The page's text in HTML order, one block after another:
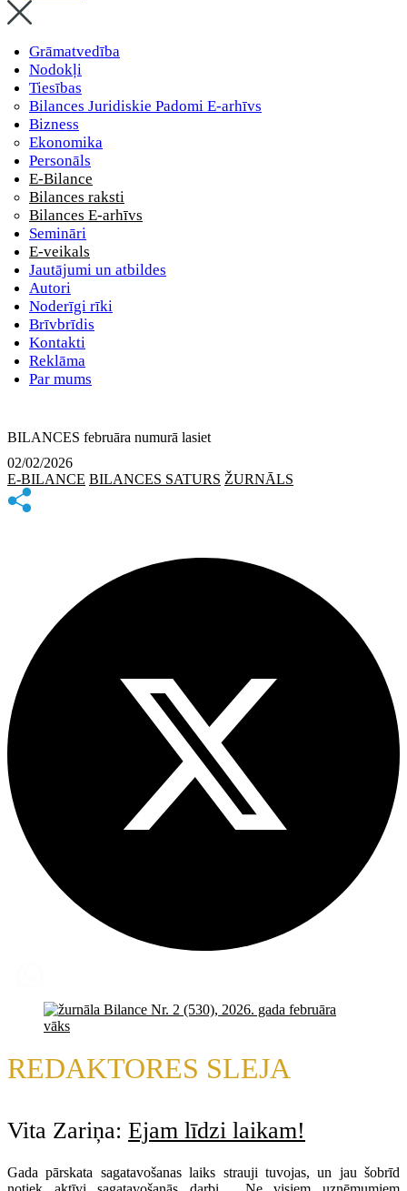
Grāmatvedība
Nodokļi
Tiesības
Bilances Juridiskie Padomi E-arhīvs
Bizness
Ekonomika
Personāls
E-Bilance
Bilances raksti
Bilances E-arhīvs
Semināri
E-veikals
Jautājumi un atbildes
Autori
Noderīgi rīki
Brīvbrīdis
Kontakti
Reklāma
Par mums
BILANCES februāra numurā lasiet
02/02/2026
E-BILANCE BILANCES SATURS ŽURNĀLS
REDAKTORES SLEJA
Vita Zariņa: Ejam līdzi laikam!
Gada pārskata sagatavošanas laiks strauji tuvojas, un jau šobrīd